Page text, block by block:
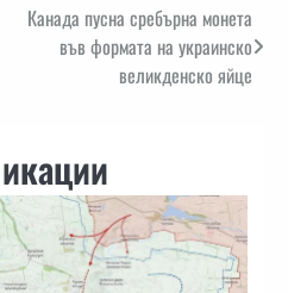
Канада пусна сребърна монета
във формата на украинско
великденско яйце